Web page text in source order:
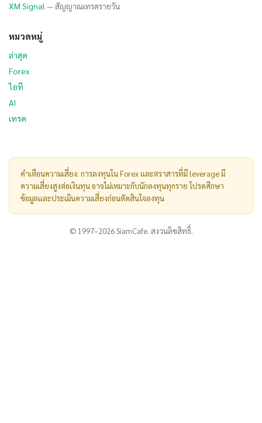
XM Signal — สัญญาณเทรดรายวัน
หมวดหมู่
ล่าสุด
Forex
ไอที
AI
เทรด
คำเตือนความเสี่ยง: การลงทุนใน Forex และตราสารที่มี leverage มี
ความเสี่ยงสูงต่อเงินทุน อาจไม่เหมาะกับนักลงทุนทุกราย โปรดศึกษา
ข้อมูลและประเมินความเสี่ยงก่อนตัดสินใจลงทุน
© 1997–2026 SiamCafe. สงวนลิขสิทธิ์.